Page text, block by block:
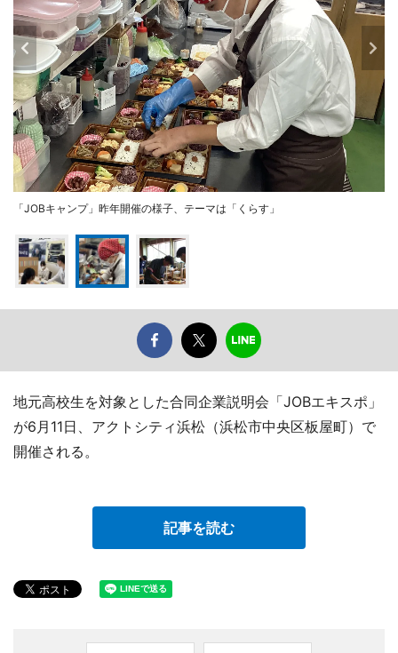
「JOBキャンプ」昨年開催の様子、テーマは「くらす」
地元高校生を対象とした合同企業説明会「JOBエキスポ」
が6月11日、アクトシティ浜松（浜松市中央区板屋町）で
開催される。
記事を読む